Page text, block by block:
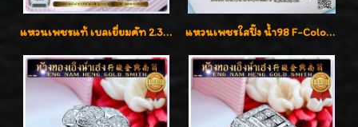
แหวนเพชรแท้ เบลเยี่ยมคัท 2.39 กะรัต น้ำ 98 F-Color/VVS ดีไซน์หน้ากว้างหรูเต็มนิ้ว แหวนเพชรใสปิ๊ง น้ำ98 F-Color/VVS1 น้ำหนักเพชรรวม 2.56 กะรัต ใส่เต็มนิ้วเพชรเป็นน้ำเป็นเนื้อสวยมากๆค่ะ